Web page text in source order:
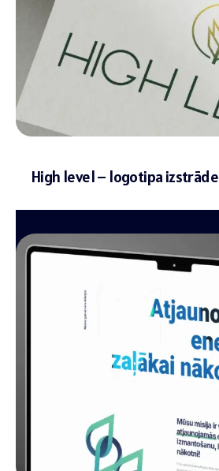
High level – logotipa izstrāde